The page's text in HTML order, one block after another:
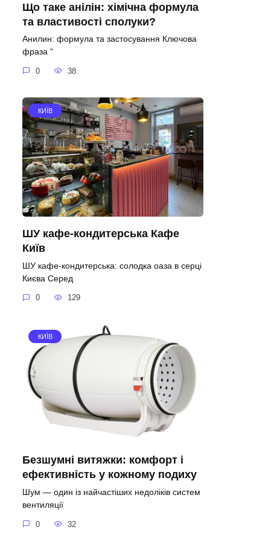
Що таке анілін: хімічна формула
та властивості сполуки?
Анилин: формула та застосування Ключова
фраза “
0 38
КИЇВ
ШУ кафе-кондитерська Кафе
Київ
ШУ кафе-кондитерська: солодка оаза в серці
Києва Серед
0 129
КИЇВ
Безшумні витяжки: комфорт і
ефективність у кожному подиху
Шум — один із найчастіших недоліків систем
вентиляції
0 32